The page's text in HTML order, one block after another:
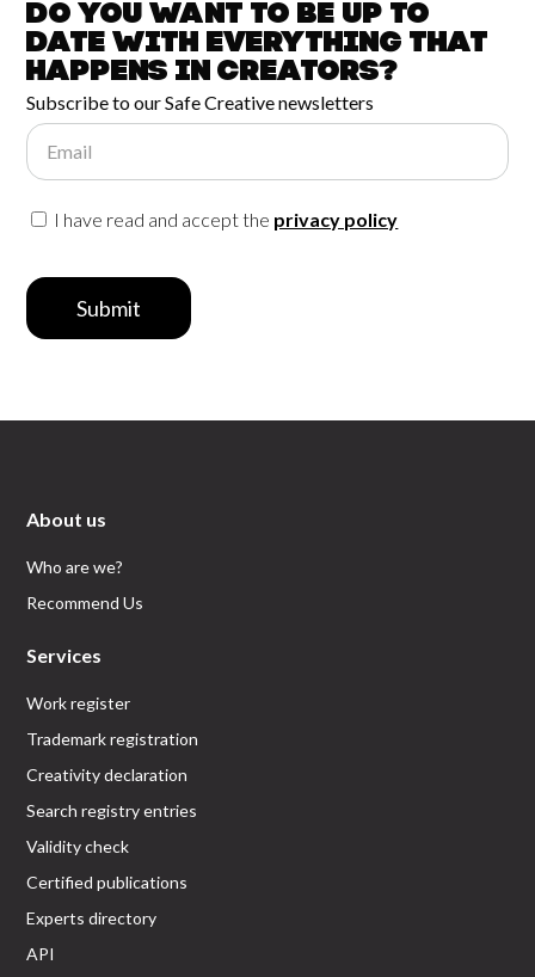
Do you want to be up to
date witheverything that
happens inCreators?
Subscribe to our Safe Creative newsletters
Email
I have read and accept the privacy policy
Submit
About us
Who are we?
Recommend Us
Services
Work register
Trademark registration
Creativity declaration
Search registry entries
Validity check
Certified publications
Experts directory
API